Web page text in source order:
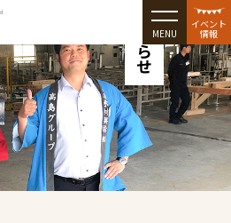
MENU
イベント
情報
お知らせ